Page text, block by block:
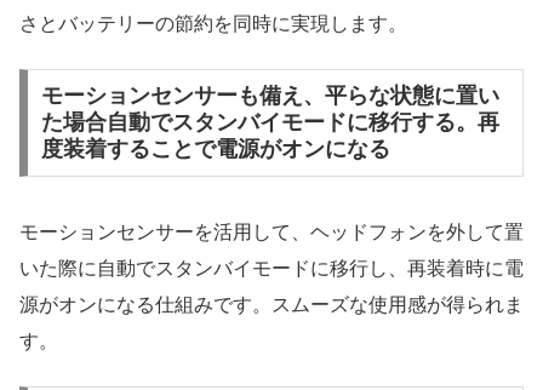
さとバッテリーの節約を同時に実現します。
モーションセンサーも備え、平らな状態に置い
た場合自動でスタンバイモードに移行する。再
度装着することで電源がオンになる
モーションセンサーを活用して、ヘッドフォンを外して置
いた際に自動でスタンバイモードに移行し、再装着時に電
源がオンになる仕組みです。スムーズな使用感が得られま
す。